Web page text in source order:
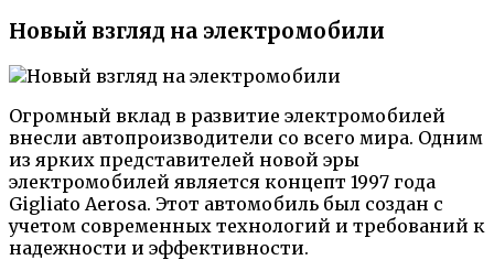
Новый взгляд на электромобили
Огромный вклад в развитие электромобилей
внесли автопроизводители со всего мира. Одним
из ярких представителей новой эры
электромобилей является концепт 1997 года
Gigliato Aerosa. Этот автомобиль был создан с
учетом современных технологий и требований к
надежности и эффективности.